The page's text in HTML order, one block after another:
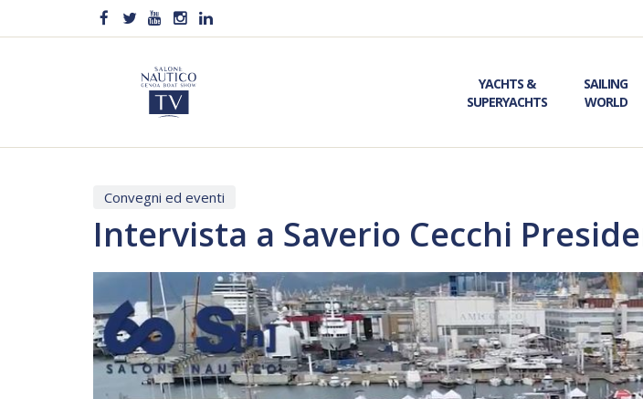
YACHTS &
SUPERYACHTS
SAILING
WORLD
Convegni ed eventi
Intervista a Saverio Cecchi
Video
Player